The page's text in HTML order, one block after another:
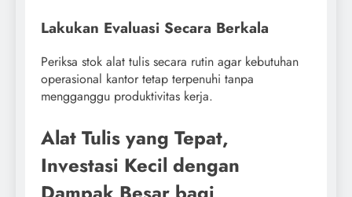
Lakukan Evaluasi Secara Berkala
Periksa stok alat tulis secara rutin agar kebutuhan
operasional kantor tetap terpenuhi tanpa
mengganggu produktivitas kerja.
Alat Tulis yang Tepat,
Investasi Kecil dengan